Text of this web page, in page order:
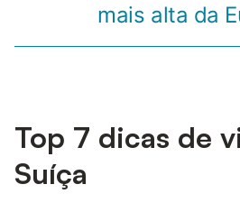
mais alta da
Top 7 dicas de
Suíça